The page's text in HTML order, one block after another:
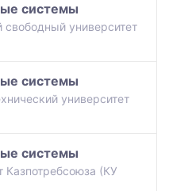
системы
университет
системы
университет
системы
Казпотребсоюза (КУ